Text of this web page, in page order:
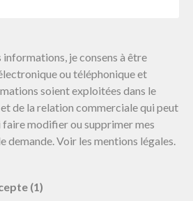
informations, je consens à être
ou téléphonique et
soient exploitées dans le
de la relation commerciale qui peut
faire modifier ou supprimer mes
demande. Voir les mentions légales.
(1)